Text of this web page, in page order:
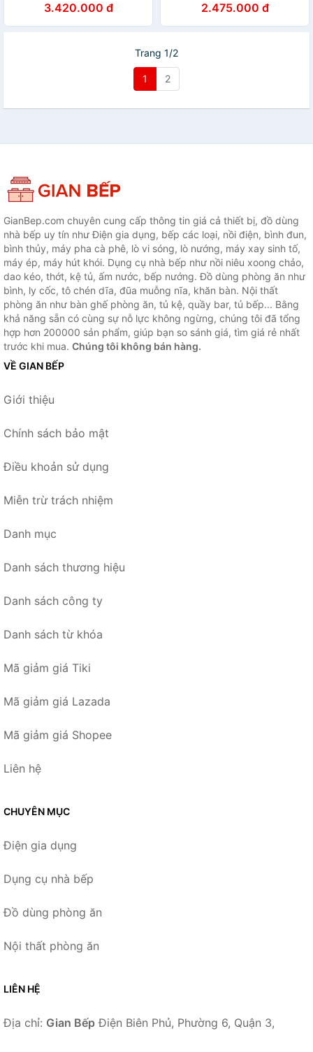
3.420.000 đ 2.475.000 đ
Trang 1/2
1 2
GianBep.com chuyên cung cấp thông tin giá cả thiết bị, đồ dùng
nhà bếp uy tín như Điện gia dụng, bếp các loại, nồi điện, bình đun,
bình thủy, máy pha cà phê, lò vi sóng, lò nướng, máy xay sinh tố,
máy ép, máy hút khói. Dụng cụ nhà bếp như nồi niêu xoong chảo,
dao kéo, thớt, kệ tủ, ấm nước, bếp nướng. Đồ dùng phòng ăn như
bình, ly cốc, tô chén dĩa, đũa muỗng nĩa, khăn bàn. Nội thất
phòng ăn như bàn ghế phòng ăn, tủ kệ, quầy bar, tủ bếp... Bằng
khả năng sẵn có cùng sự nỗ lực không ngừng, chúng tôi đã tổng
hợp hơn 200000 sản phẩm, giúp bạn so sánh giá, tìm giá rẻ nhất
trước khi mua. Chúng tôi không bán hàng.
VỀ GIAN BẾP
Giới thiệu
Chính sách bảo mật
Điều khoản sử dụng
Miễn trừ trách nhiệm
Danh mục
Danh sách thương hiệu
Danh sách công ty
Danh sách từ khóa
Mã giảm giá Tiki
Mã giảm giá Lazada
Mã giảm giá Shopee
Liên hệ
CHUYÊN MỤC
Điện gia dụng
Dụng cụ nhà bếp
Đồ dùng phòng ăn
Nội thất phòng ăn
LIÊN HỆ
Địa chỉ: Gian Bếp Điện Biên Phủ, Phường 6, Quận 3,